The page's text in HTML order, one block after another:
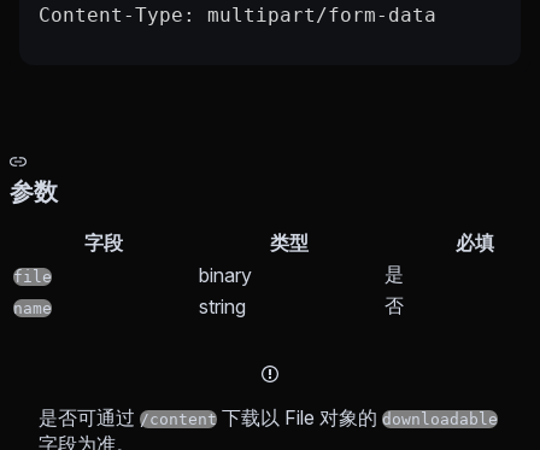
Content-Type: multipart/form-data
参数
字段 类型 必填
file binary 是
name string 否
是否可通过 /content 下载以 File 对象的 downloadable
字段为准。